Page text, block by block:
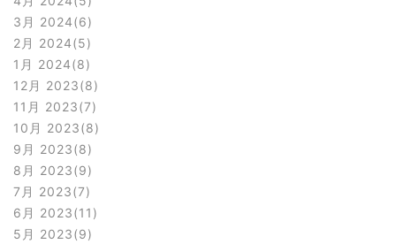
3月 2024 6
2月 2024 5
1月 2024 8
12月 2023 8
11月 2023 7
10月 2023 8
9月 2023 8
8月 2023 9
7月 2023 7
6月 2023 11
5月 2023 9